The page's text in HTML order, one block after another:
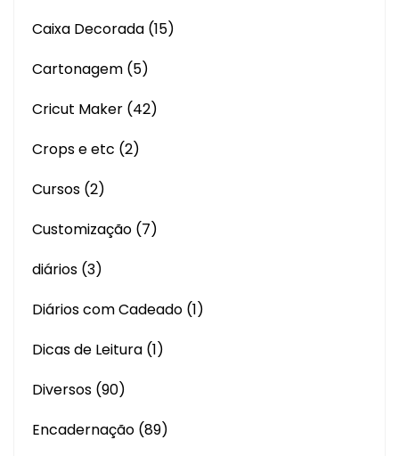
Caixa Decorada (15)
Cartonagem (5)
Cricut Maker (42)
Crops e etc (2)
Cursos (2)
Customização (7)
diários (3)
Diários com Cadeado (1)
Dicas de Leitura (1)
Diversos (90)
Encadernação (89)